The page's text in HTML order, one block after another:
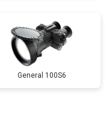
General 100S6